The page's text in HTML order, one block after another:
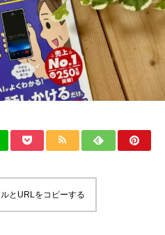
とURLをコピーする